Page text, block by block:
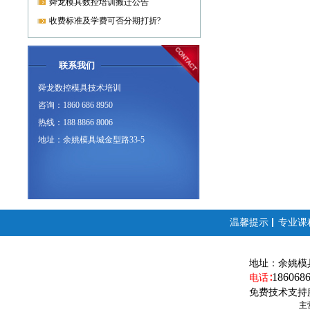
舜龙模具数控培训搬迁公告
收费标准及学费可否分期打折?
联系我们
舜龙数控模具技术培训
咨询：1860 686 8950
热线：188 8866 8006
地址：余姚模具城金型路33-5
温馨提示 专业课
地址： 余姚模
电话∶
免费技术支持
主